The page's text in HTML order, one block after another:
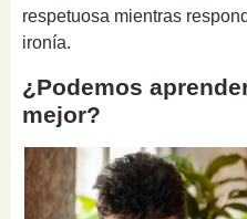
respetuosa mientras
ironía.
¿Podemos
mejor?